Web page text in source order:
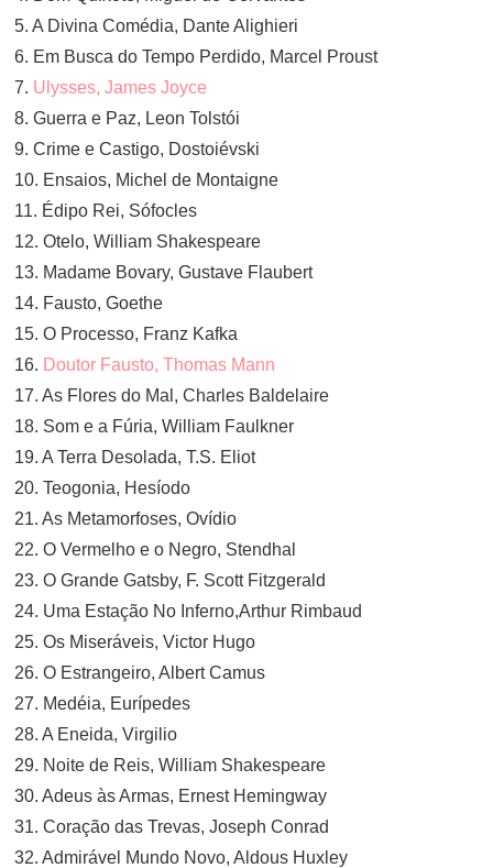
5. A Divina Comédia, Dante Alighieri
6. Em Busca do Tempo Perdido, Marcel Proust
7. Ulysses, James Joyce
8. Guerra e Paz, Leon Tolstói
9. Crime e Castigo, Dostoiévski
10. Ensaios, Michel de Montaigne
11. Édipo Rei, Sófocles
12. Otelo, William Shakespeare
13. Madame Bovary, Gustave Flaubert
14. Fausto, Goethe
15. O Processo, Franz Kafka
16. Doutor Fausto, Thomas Mann
17. As Flores do Mal, Charles Baldelaire
18. Som e a Fúria, William Faulkner
19. A Terra Desolada, T.S. Eliot
20. Teogonia, Hesíodo
21. As Metamorfoses, Ovídio
22. O Vermelho e o Negro, Stendhal
23. O Grande Gatsby, F. Scott Fitzgerald
24. Uma Estação No Inferno,Arthur Rimbaud
25. Os Miseráveis, Victor Hugo
26. O Estrangeiro, Albert Camus
27. Medéia, Eurípedes
28. A Eneida, Virgilio
29. Noite de Reis, William Shakespeare
30. Adeus às Armas, Ernest Hemingway
31. Coração das Trevas, Joseph Conrad
32. Admirável Mundo Novo, Aldous Huxley